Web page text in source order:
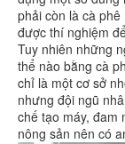
phải còn là cà
được thí nghiệm
Tuy nhiên những
thể nào bằng cà
chỉ là một cơ sở
nhưng đội ngũ
chế tạo máy, đam
nông sản nên có